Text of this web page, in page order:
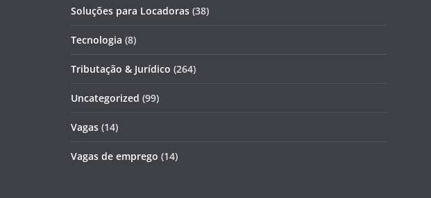
Soluções para Locadoras (38)
Tecnologia (8)
Tributação & Jurídico (264)
Uncategorized (99)
Vagas (14)
Vagas de emprego (14)